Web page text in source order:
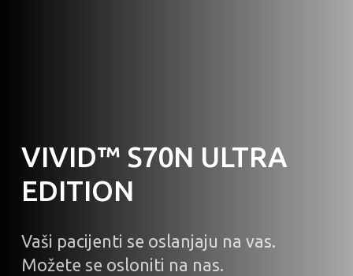
VIVID™ S70N ULTRA
EDITION
Vaši pacijenti se oslanjaju na vas.
Možete se osloniti na nas.